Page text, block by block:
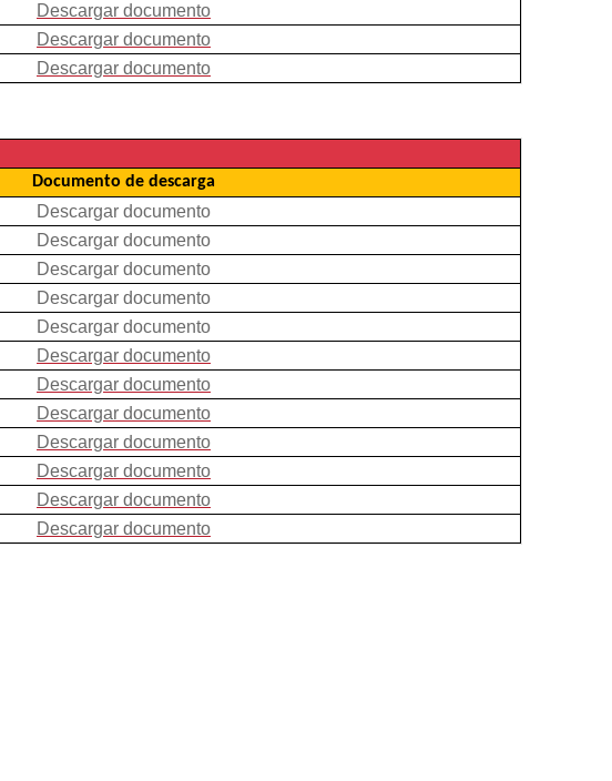
Descargar documento
Descargar documento
Descargar documento
Documento de descarga
Descargar documento
Descargar documento
Descargar documento
Descargar documento
Descargar documento
Descargar documento
Descargar documento
Descargar documento
Descargar documento
Descargar documento
Descargar documento
Descargar documento